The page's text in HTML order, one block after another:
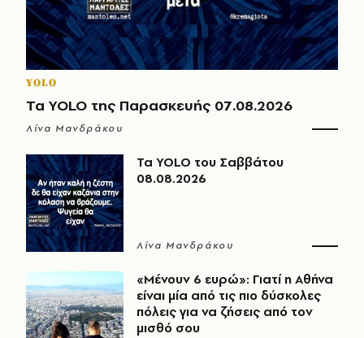
YOLO
Τα YOLO της Παρασκευής 07.08.2026
Λίνα Μανδράκου
Τα YOLO του Σαββάτου
08.08.2026
Λίνα Μανδράκου
«Μένουν 6 ευρώ»: Γιατί η Αθήνα
είναι μία από τις πιο δύσκολες
πόλεις για να ζήσεις από τον
μισθό σου